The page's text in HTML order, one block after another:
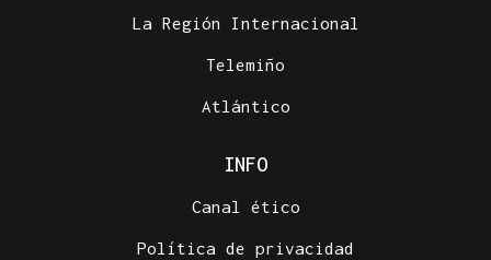
La Región Internacional
Telemiño
Atlántico
INFO
Canal ético
Política de privacidad